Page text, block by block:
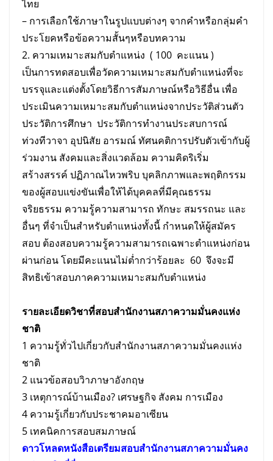
ไทย
– การเลือกใช้ภาษาในรูปแบบต่างๆ จากคำหรือกลุ่มคำ
ประโยคหรือข้อความสั้นๆหรือบทความ
2. ความเหมาะสมกับตำแหน่ง ( 100 คะแนน )
เป็นการทดสอบเพื่อวัดความเหมาะสมกับตําแหน่งที่จะ
บรรจุและแต่งตั้งโดยวิธีการสัมภาษณ์หรือวิธีอื่น เพื่อ
ประเมินความเหมาะสมกับตําแหน่งจากประวัติส่วนตัว
ประวัติการศึกษา ประวัติการทํางานประสบการณ์
ท่วงทีวาจา อุปนิสัย อารมณ์ ทัศนคติการปรับตัวเข้ากับผู้
ร่วมงาน สังคมและสิ่งแวดล้อม ความคิดริเริ่ม
สร้างสรรค์ ปฏิภาณไหวพริบ บุคลิกภาพและพฤติกรรม
ของผู้สอบแข่งขันเพื่อให้ได้บุคคลที่มีคุณธรรม
จริยธรรม ความรู้ความสามารถ ทักษะ สมรรถนะ และ
อื่นๆ ที่จําเป็นสําหรับตําแหน่งทั้งนี้ กําหนดให้ผู้สมัคร
สอบ ต้องสอบความรู้ความสามารถเฉพาะตําแหน่งก่อน
ผ่านก่อน โดยมีคะแนนไม่ต่ำกว่าร้อยละ 60 จึงจะมี
สิทธิเข้าสอบภาคความเหมาะสมกับตําแหน่ง
รายละเอียดวิชาที่สอบสำนักงานสภาความมั่นคงแห่ง
ชาติ
1 ความรู้ทั่วไปเกี่ยวกับสำนักงานสภาความมั่นคงแห่ง
ชาติ
2 แนวข้อสอบวิาภาษาอังกฤษ
3 เหตุการณ์บ้านเมือง? เศรษฐกิจ สังคม การเมือง
4 ความรู้เกี่ยวกับประชาคมอาเซียน
5 เทคนิคการสอบสมภาษณ์
ดาวโหลดหนังสือเตรียมสอบสำนักงานสภาความมั่นคง